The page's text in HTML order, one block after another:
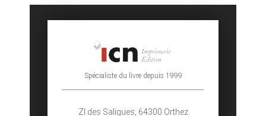
Spécialiste du livre depuis 1999
ZI des Saligues, 64300 Orthez